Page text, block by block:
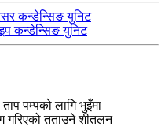
कन्डेन्सिङ युनिट
कन्डेन्सिङ युनिट